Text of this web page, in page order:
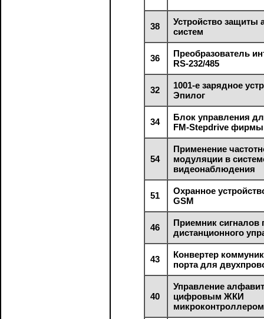
38
Устройство защиты
систем
36
Преобразователь
RS-232/485
32
1001-е зарядное
Эпилог
34
Блок управления
FM-Stepdrive фирмы
54
Применение
модуляции в
видеонаблюдения
51
Охранное
GSM
46
Приемник сигналов
дистанционного
43
Конвертер
порта для
40
Управление
цифровым ЖКИ